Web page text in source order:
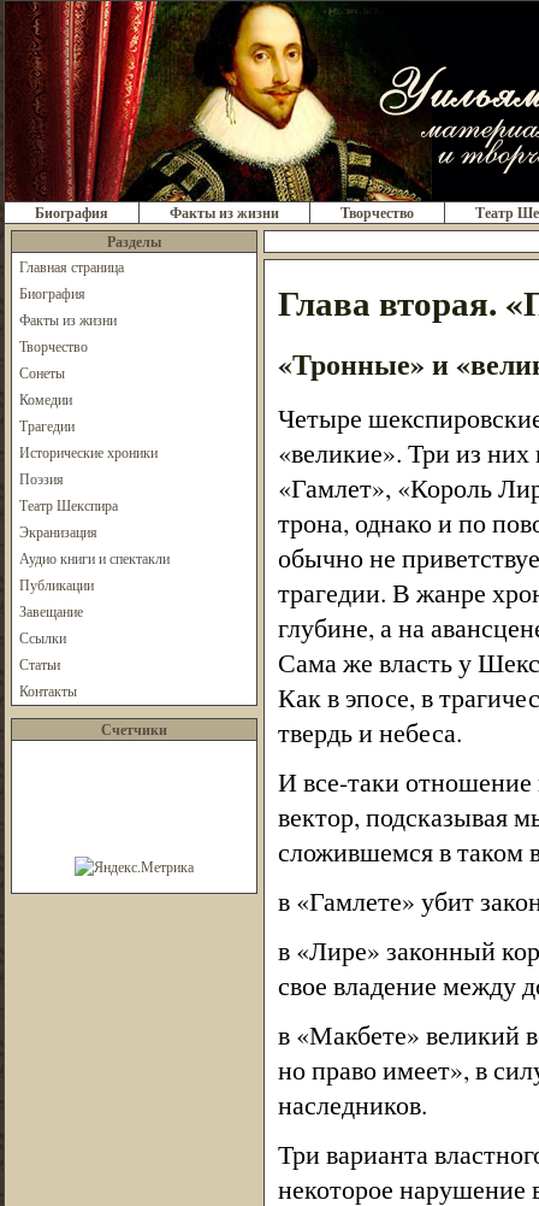
Биография Факты из жизни Творчество
Театр
Разделы
Главная страница
Биография
Факты из жизни
Творчество
Сонеты
Комедии
Трагедии
Исторические хроники
Поэзия
Театр Шекспира
Экранизация
Аудио книги и спектакли
Публикации
Завещание
Ссылки
Статьи
Контакты
Счетчики
Глава вторая.
«Тронные» и
Четыре
«великие». Три из
«Гамлет», «Король
трона, однако и по
обычно не
трагедии. В жанре
глубине, а на
Сама же власть у
Как в эпосе, в
твердь и небеса.
И все-таки отношение
вектор, подсказывая
сложившемся в таком
в «Гамлете» убит
в «Лире» законный
свое владение между
в «Макбете» великий
но право имеет», в
наследников.
Три варианта
некоторое нарушение